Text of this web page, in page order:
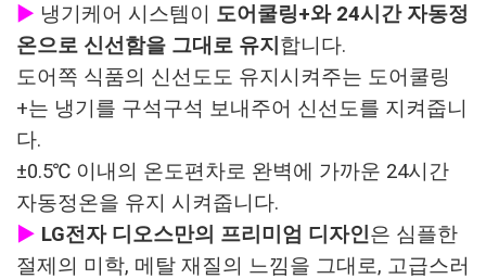
▶ 냉기케어 시스템이 도어쿨링+와 24시간 자동정
온으로 신선함을 그대로 유지 합니다.
도어쪽 식품의 신선도도 유지시켜주는 도어쿨링
+는 냉기를 구석구석 보내주어 신선도를 지켜줍니
다.
±0.5℃ 이내의 온도편차로 완벽에 가까운 24시간
자동정온을 유지 시켜줍니다.
▶ LG전자 디오스만의 프리미엄 디자인은 심플한
절제의 미학, 메탈 재질의 느낌을 그대로, 고급스러